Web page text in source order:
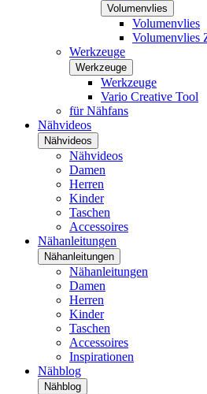
Volumenvlies
Volumenvlies
Volumenvlies
Werkzeuge
Werkzeuge
Werkzeuge
Vario Creative Tool
für Nähfans
Nähvideos
Nähvideos
Nähvideos
Damen
Herren
Kinder
Taschen
Accessoires
Nähanleitungen
Nähanleitungen
Nähanleitungen
Damen
Herren
Kinder
Taschen
Accessoires
Inspirationen
Nähblog
Nähblog